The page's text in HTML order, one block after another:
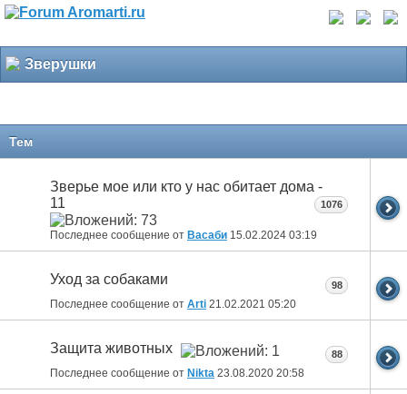
Зверушки
Тем
Зверье мое или кто у нас обитает дома -
11
Последнее сообщение от Васаби 15.02.2024 03:19
1076
Уход за собаками
Последнее сообщение от Arti 21.02.2021 05:20
98
Защита животных
Последнее сообщение от Nikta 23.08.2020 20:58
88